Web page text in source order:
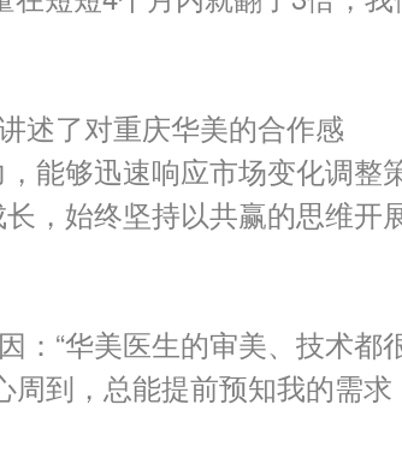
述了对重庆华美的合作感
能够迅速响应市场变化调整
，始终坚持以共赢的思维开
：“华美医生的审美、技术都
周到，总能提前预知我的需求